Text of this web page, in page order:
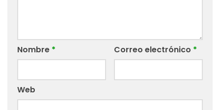
Nombre * Correo electrónico *
Web